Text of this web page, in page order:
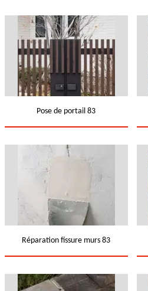
Pose de portail 83
Réparation fissure murs 83